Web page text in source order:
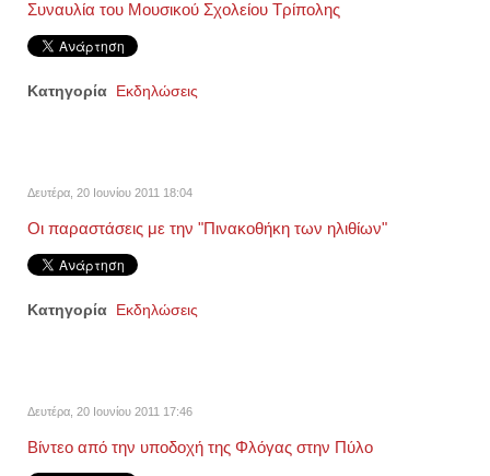
Συναυλία του Μουσικού Σχολείου Τρίπολης
Κατηγορία Εκδηλώσεις
Δευτέρα, 20 Ιουνίου 2011 18:04
Οι παραστάσεις με την "Πινακοθήκη των ηλιθίων"
Κατηγορία Εκδηλώσεις
Δευτέρα, 20 Ιουνίου 2011 17:46
Βίντεο από την υποδοχή της Φλόγας στην Πύλο